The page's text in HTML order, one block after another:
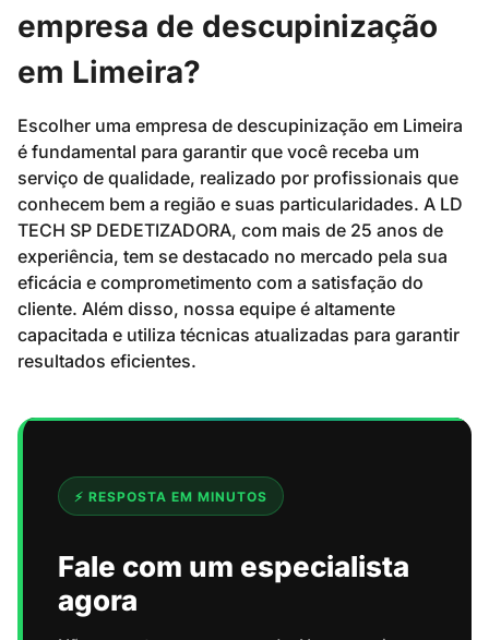
empresa de descupinização
em Limeira?
Escolher uma empresa de descupinização em Limeira
é fundamental para garantir que você receba um
serviço de qualidade, realizado por profissionais que
conhecem bem a região e suas particularidades. A LD
TECH SP DEDETIZADORA, com mais de 25 anos de
experiência, tem se destacado no mercado pela sua
eficácia e comprometimento com a satisfação do
cliente. Além disso, nossa equipe é altamente
capacitada e utiliza técnicas atualizadas para garantir
resultados eficientes.
⚡ RESPOSTA EM MINUTOS
Fale com um especialista
agora